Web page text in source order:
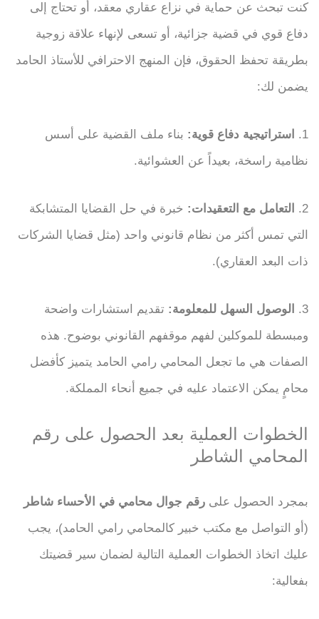
كنت تبحث عن حماية في نزاع عقاري معقد، أو تحتاج إلى
دفاع قوي في قضية جزائية، أو تسعى لإنهاء علاقة زوجية
بطريقة تحفظ الحقوق، فإن المنهج الاحترافي للأستاذ الحامد
يضمن لك:
1. استراتيجية دفاع قوية: بناء ملف القضية على أسس
نظامية راسخة، بعيداً عن العشوائية.
2. التعامل مع التعقيدات: خبرة في حل القضايا المتشابكة
التي تمس أكثر من نظام قانوني واحد (مثل قضايا الشركات
ذات البعد العقاري).
3. الوصول السهل للمعلومة: تقديم استشارات واضحة
ومبسطة للموكلين لفهم موقفهم القانوني بوضوح. هذه
الصفات هي ما تجعل المحامي رامي الحامد يتميز كأفضل
محامٍ يمكن الاعتماد عليه في جميع أنحاء المملكة.
الخطوات العملية بعد الحصول على رقم
المحامي الشاطر
بمجرد الحصول على رقم جوال محامي في الأحساء شاطر
(أو التواصل مع مكتب خبير كالمحامي رامي الحامد)، يجب
عليك اتخاذ الخطوات العملية التالية لضمان سير قضيتك
بفعالية: